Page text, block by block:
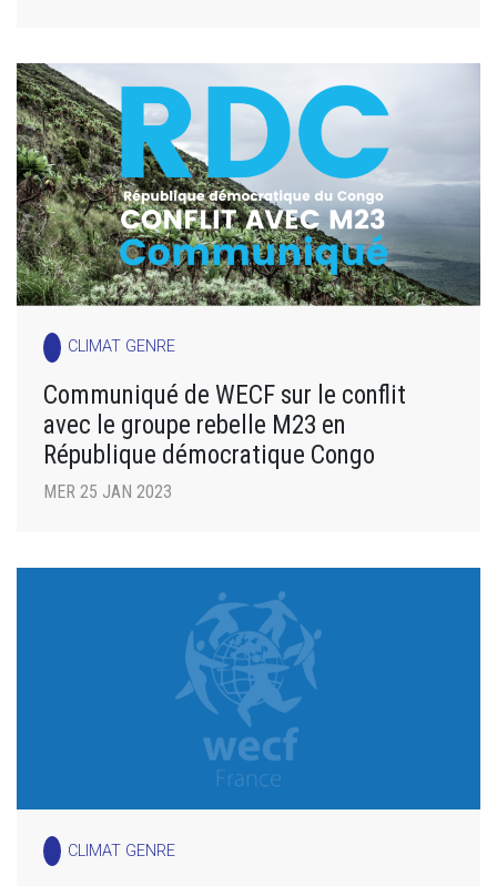
CLIMAT GENRE
Communiqué de WECF sur le conflit
avec le groupe rebelle M23 en
République démocratique Congo
MER 25 JAN 2023
CLIMAT GENRE